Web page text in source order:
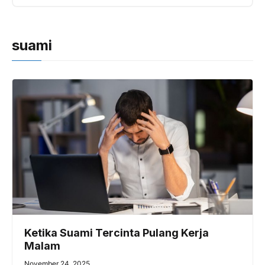
suami
Ketika Suami Tercinta Pulang Kerja
Malam